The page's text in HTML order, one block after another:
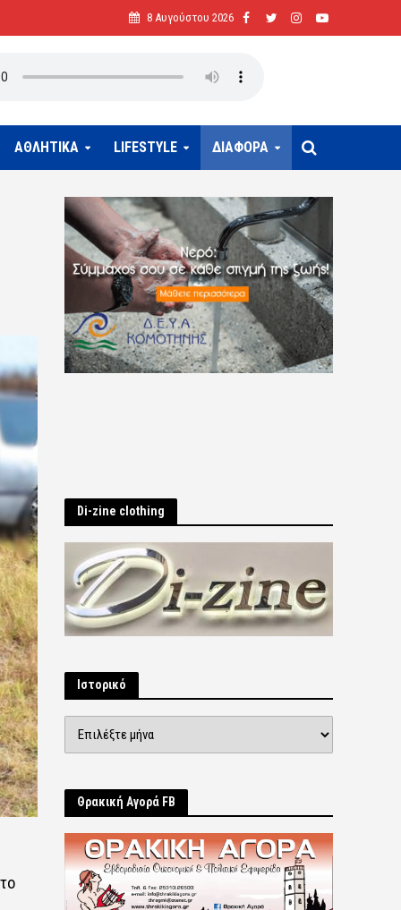
8 Αυγούστου 2026
ΑΘΛΗΤΙΚΑ LIFESTYLE ΔΙΑΦΟΡΑ
Di-zine clothing
Ιστορικό
Θρακική Αγορά FB